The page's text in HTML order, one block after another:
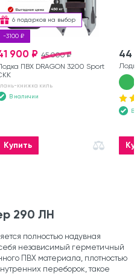
6 подарков на выбор
-3100 ₽
45 000 ₽
900 ₽
ПВХ DRAGON 3200 Sport
книжка киль
В наличии
Купить
44
В
290 ЛН
полностью надувная
независимый герметичный
ПВХ материала, плотностью
переборок, такое